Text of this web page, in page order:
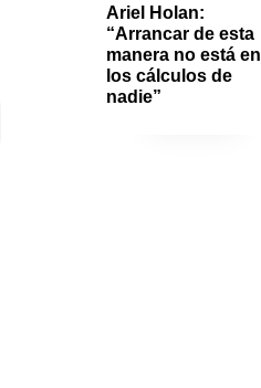
Ariel Holan:
“Arrancar de esta
manera no está en
los cálculos de
nadie”